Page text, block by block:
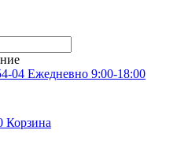
04 Ежедневно 9:00-18:00
Корзина